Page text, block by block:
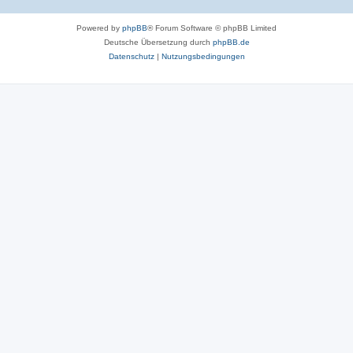
Powered by phpBB® Forum Software © phpBB Limited
Deutsche Übersetzung durch phpBB.de
Datenschutz| Nutzungsbedingungen